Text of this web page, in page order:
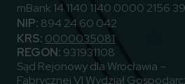
mBank 14 1140 1140 0000 2156
NIP: 894 24 60 042
KRS: 0000035081
REGON: 931931108
Sąd Rejonowy dla Wrocławia –
Fabrycznej VI Wydział